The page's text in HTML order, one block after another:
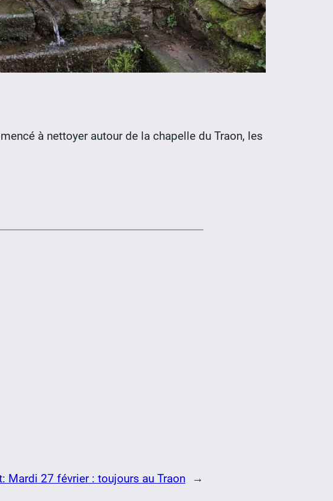
à nettoyer autour de la chapelle du Traon, les
Mardi 27 février : toujours au Traon →